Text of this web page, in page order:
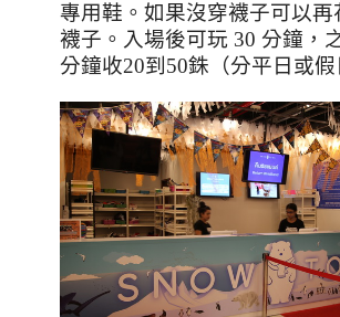
專用鞋。如果沒穿襪子可以再
襪子。入場後可玩 30 分鐘，
分鐘收20到 50銖（分平日或假